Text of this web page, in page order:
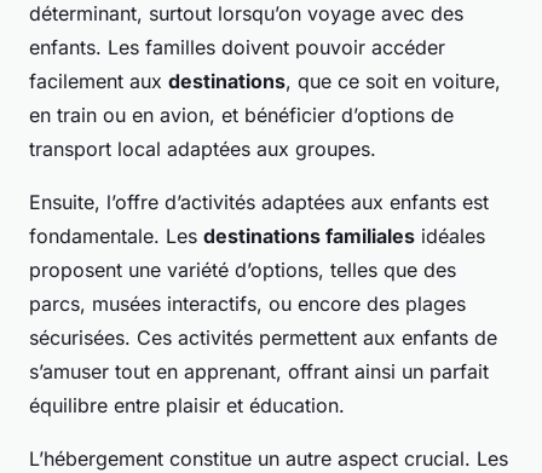
déterminant, surtout lorsqu’on voyage avec des
enfants. Les familles doivent pouvoir accéder
facilement aux destinations, que ce soit en voiture,
en train ou en avion, et bénéficier d’options de
transport local adaptées aux groupes.
Ensuite, l’offre d’activités adaptées aux enfants est
fondamentale. Les destinations familiales idéales
proposent une variété d’options, telles que des
parcs, musées interactifs, ou encore des plages
sécurisées. Ces activités permettent aux enfants de
s’amuser tout en apprenant, offrant ainsi un parfait
équilibre entre plaisir et éducation.
L’hébergement constitue un autre aspect crucial. Les